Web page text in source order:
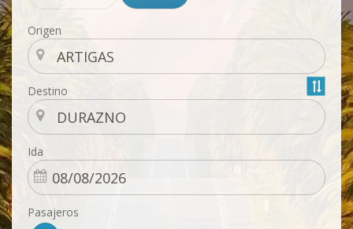
Origen
Destino
Ida
Pasajeros